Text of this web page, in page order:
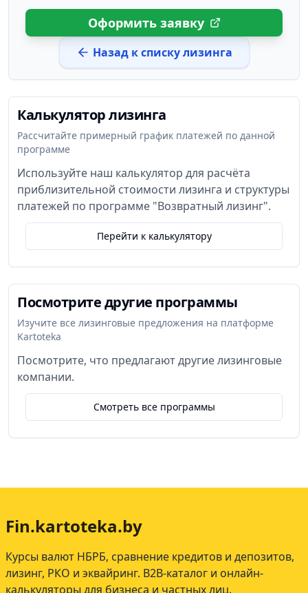
Назад к списку лизинга
Оформить заявку
Калькулятор лизинга
Рассчитайте примерный график платежей по данной
программе
Используйте наш калькулятор для расчёта
приблизительной стоимости лизинга и структуры
платежей по программе "Возвратный лизинг".
Перейти к калькулятору
Посмотрите другие программы
Изучите все лизинговые предложения на платформе
Kartoteka
Посмотрите, что предлагают другие лизинговые
компании.
Смотреть все программы
Fin.kartoteka.by
Курсы валют НБРБ, сравнение кредитов и депозитов,
лизинг, РКО и эквайринг. B2B-каталог и онлайн-
калькуляторы для бизнеса и частных лиц.